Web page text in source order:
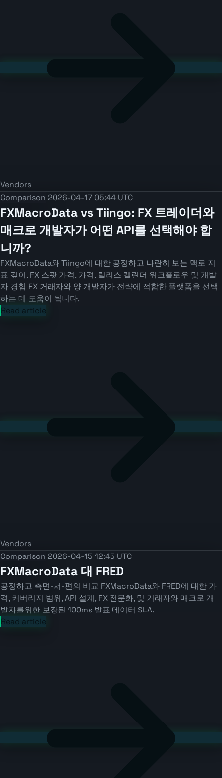
Vendors
Comparison 2026-04-17 05:44 UTC
FXMacroData vs Tiingo: FX 트레이더와
매크로 개발자가 어떤 API를 선택해야 합
니까?
FXMacroData와 Tiingo에 대한 공정하고 나란히 보는 맥로 지
표 깊이, FX 스팟 가격, 가격, 릴리스 캘린더 워크플로우 및 개발
자 경험 FX 거래자와 양 개발자가 전략에 적합한 플랫폼을 선택
하는 데 도움이 됩니다.
Read article
Vendors
Comparison 2026-04-15 12:45 UTC
FXMacroData 대 FRED
공정하고 측면-서-편의 비교 FXMacroData와 FRED에 대한 가
격, 커버리지 범위, API 설계, FX 전문화, 및 거래자와 매크로 개
발자를위한 보장된 100ms 발표 데이터 SLA.
Read article